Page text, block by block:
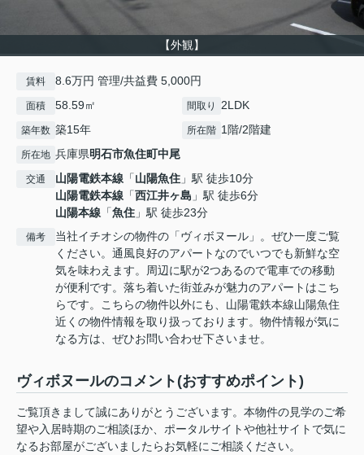
【外観】
賃料 8.6万円 管理/共益費 5,000円
面積 58.59㎡ 間取り 2LDK
築年数 築15年 所在階 1階/2階建
所在地 兵庫県明石市魚住町中尾
交通 山陽電鉄本線 「山陽魚住 」駅 徒歩10分
山陽電鉄本線 「西江井ヶ島 」駅 徒歩6分
山陽本線 「魚住 」駅 徒歩23分
備考
当社イチオシの物件の「ヴィボヌール」。ぜひ一度ご覧
ください。通風良好のアパートなのでいつでも新鮮な空
気を味わえます。周辺に駅が2つあるので電車での移動
が便利です。落ち着いた街並みが魅力のアパートはこち
らです。こちらの物件以外にも、山陽電鉄本線山陽魚住
近くの物件情報を取り扱っております。物件情報が気に
なる方は、ぜひお問い合わせ下さいませ。
ヴィボヌールのコメント(おすすめポイント)
ご覧頂きまして誠にありがとうございます。本物件の見学のご希
望や入居時期のご相談ほか、ポータルサイトや他社サイトで気に
なるお部屋がございましたらお気軽にご相談ください。